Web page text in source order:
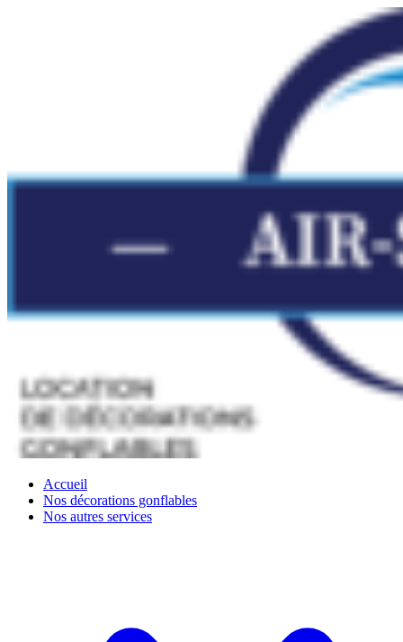
Accueil
Nos décorations gonflables
Nos autres services